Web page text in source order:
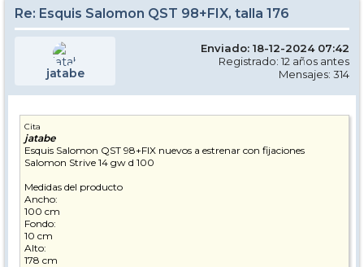
Re: Esquis Salomon QST 98+FIX, talla 176
jatabe
Enviado: 18-12-2024 07:42
Registrado: 12 años antes
Mensajes: 314
Cita
jatabe
Esquis Salomon QST 98+FIX nuevos a estrenar con fijaciones
Salomon Strive 14 gw d 100
Medidas del producto
Ancho:
100 cm
Fondo:
10 cm
Alto:
178 cm